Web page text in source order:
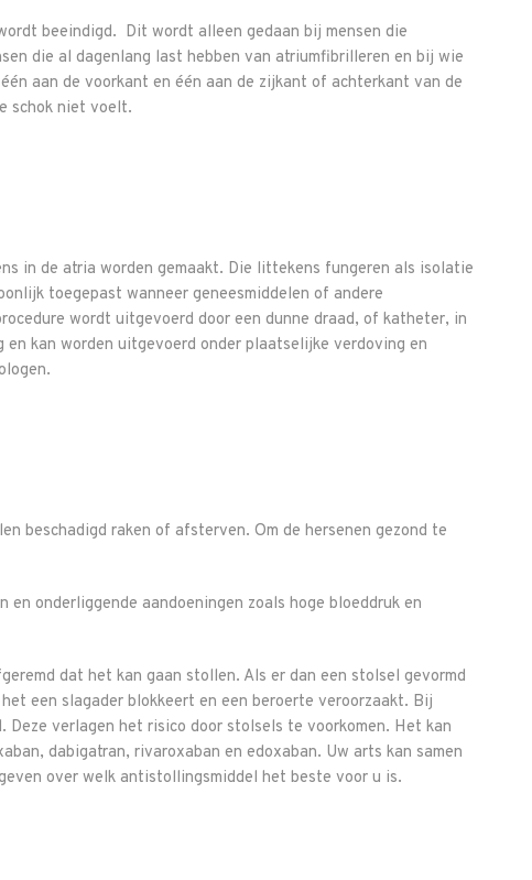
beeindigd. Dit wordt alleen gedaan bij mensen die
die al dagenlang last hebben van atriumfibrilleren en bij wie
aan de voorkant en één aan de zijkant of achterkant van de
schok niet voelt.
in de atria worden gemaakt. Die littekens fungeren als isolatie
toegepast wanneer geneesmiddelen of andere
wordt uitgevoerd door een dunne draad, of katheter, in
kan worden uitgevoerd onder plaatselijke verdoving en
beschadigd raken of afsterven. Om de hersenen gezond te
onderliggende aandoeningen zoals hoge bloeddruk en
dat het kan gaan stollen. Als er dan een stolsel gevormd
een slagader blokkeert en een beroerte veroorzaakt. Bij
Deze verlagen het risico door stolsels te voorkomen. Het kan
dabigatran, rivaroxaban en edoxaban. Uw arts kan samen
over welk antistollingsmiddel het beste voor u is.